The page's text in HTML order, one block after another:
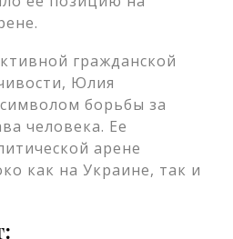
гражданской
Юлия
борьбы за
человека. Ее
арене
как на Украине, так и